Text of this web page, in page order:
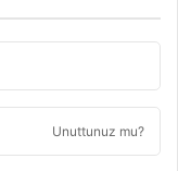
Unuttunuz mu?